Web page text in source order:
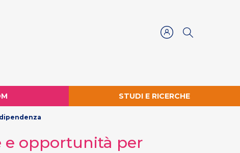
STUDI E RICERCHE
e opportunità per